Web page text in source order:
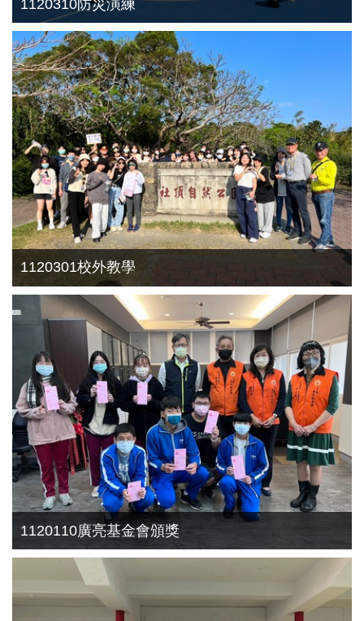
1120310防災演練
1120301校外教學
1120110廣亮基金會頒獎